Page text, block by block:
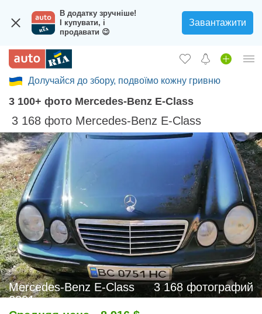
В додатку зручніше!
І купувати, і
продавати 😉
Завантажити
Вход в кабинет
Збір на авто для ЗСУ
Автомобили б/у
Новые авто
Новости
Отзывы об авто
Все для авто
Загрузить приложение
Продать авто
Долучайся до збору, подвоїмо кожну гривню
3 100+ фото Mercedes-Benz E-Class
3 168 фото Mercedes-Benz E-Class
3 168 фотографий
Mercedes-Benz E-Class
2001